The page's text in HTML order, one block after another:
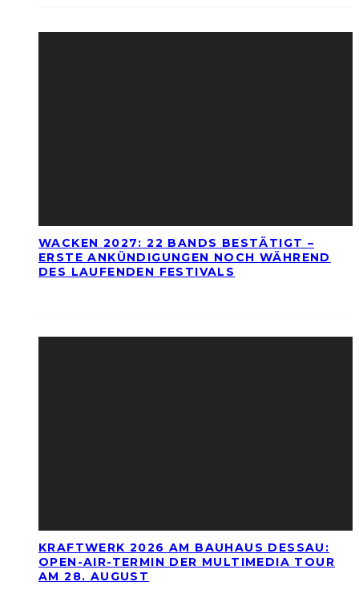
WACKEN 2027: 22 BANDS BESTÄTIGT –
ERSTE ANKÜNDIGUNGEN NOCH WÄHREND
DES LAUFENDEN FESTIVALS
KRAFTWERK 2026 AM BAUHAUS DESSAU:
OPEN-AIR-TERMIN DER MULTIMEDIA TOUR
AM 28. AUGUST